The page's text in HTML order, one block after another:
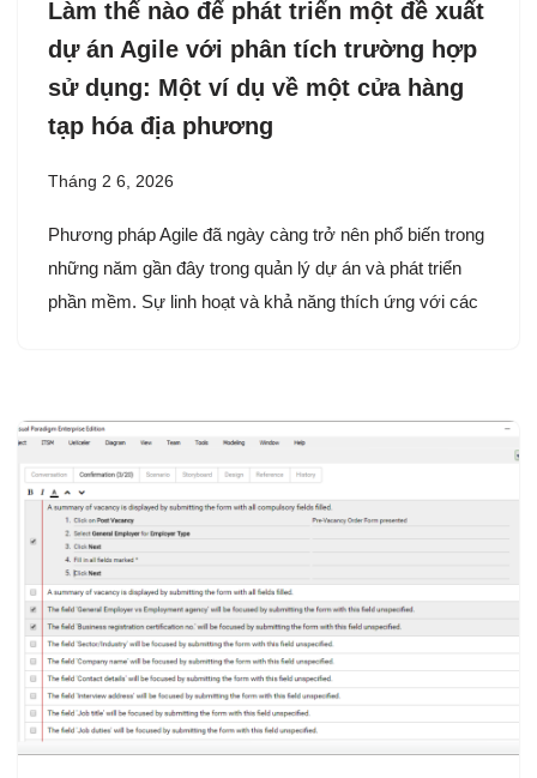
Làm thế nào để phát triển một đề xuất
dự án Agile với phân tích trường hợp
sử dụng: Một ví dụ về một cửa hàng
tạp hóa địa phương
Tháng 2 6, 2026
Phương pháp Agile đã ngày càng trở nên phổ biến trong
những năm gần đây trong quản lý dự án và phát triển
phần mềm. Sự linh hoạt và khả năng thích ứng với các